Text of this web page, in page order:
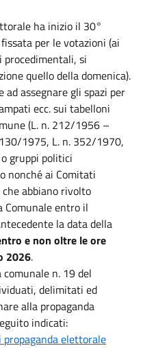
ha inizio il 30°
per le votazioni (ai
si
quello della domenica).
ad assegnare gli spazi per
ecc. sui tabelloni
(L. n. 212/1956 –
1975, L. n. 352/1970,
gruppi politici
nonché ai Comitati
abbiano rivolto
Comunale entro il
la data della
e non oltre le ore
2026.
n. 19 del
delimitati ed
alla propaganda
indicati:
elettorale